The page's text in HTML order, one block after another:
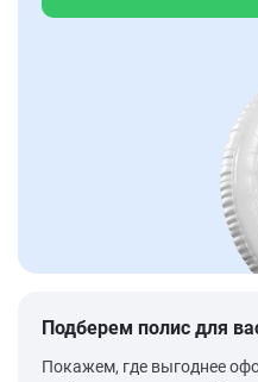
Подберем полис для
Покажем, где выгоднее